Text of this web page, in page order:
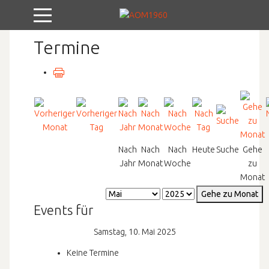
Mobile Menu Toggle
Termine
Nach
Jahr
Nach
Monat
Nach
Woche
Heute Suche Gehe
zu
Monat
Gehe zu Monat
Events für
Samstag, 10. Mai 2025
Keine Termine